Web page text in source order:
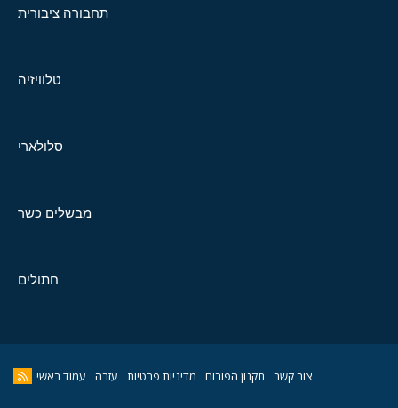
תחבורה ציבורית
טלוויזיה
סלולארי
מבשלים כשר
חתולים
צור קשר תקנון הפורום מדיניות פרטיות עזרה עמוד ראשי